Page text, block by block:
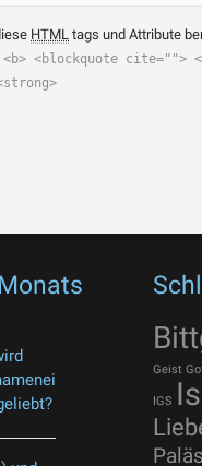
HTML tags und Attribute
<blockquote cite="">
Geist
IGS